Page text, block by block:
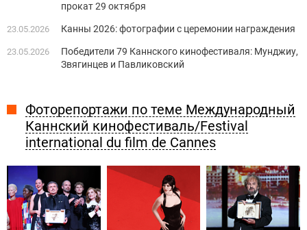
прокат 29 октября
23.05.2026 Канны 2026: фотографии с церемонии награждения
23.05.2026
Победители 79 Каннского кинофестиваля: Мунджиу,
Звягинцев и Павликовский
Фоторепортажи по теме Международный
Каннский кинофестиваль/Festival
international du film de Cannes